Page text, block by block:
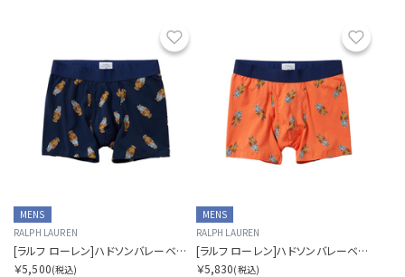
お気に入り
MENS
RALPH LAUREN
[ラルフ ローレン]ハドソンバレーベアオールオーバープリントボクサー
￥5,500(税込)
MENS
RALPH LAUREN
[ラルフ ローレン]ハドソンバレーベアオールオーバープリントボクサー
￥5,830(税込)